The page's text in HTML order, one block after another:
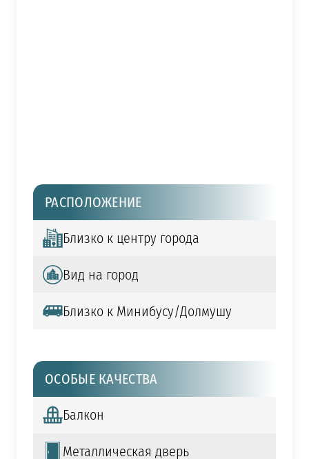
РАСПОЛОЖЕНИЕ
Близко к центру города
Вид на город
Близко к Минибусу/Долмушу
ОСОБЫЕ КАЧЕСТВА
Балкон
Металлическая дверь